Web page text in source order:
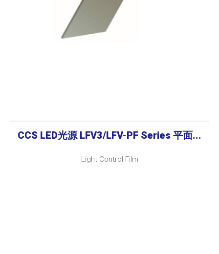
CCS LED光源 LFV3/LFV-PF Series 平面...
Light Control Film